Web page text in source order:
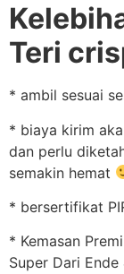
Teri
* ambil sesuai
* biaya kirim
dan perlu
semakin hemat
* bersertifikat
* Kemasan
Super Dari